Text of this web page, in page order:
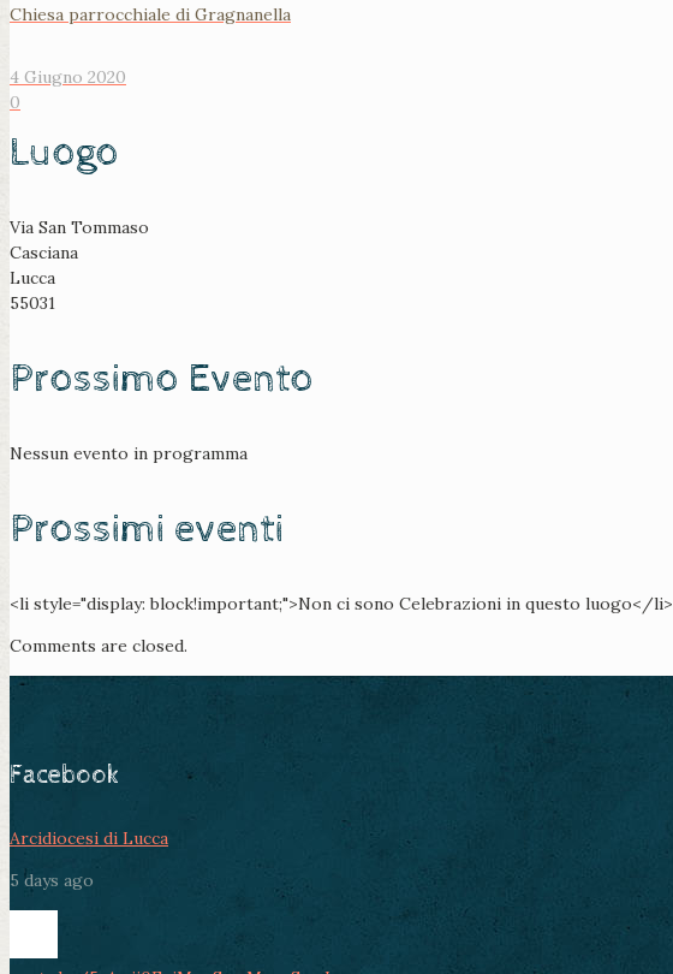
Chiesa parrocchiale di Gragnanella
4 Giugno 2020
0
Luogo
Via San Tommaso
Casciana
Lucca
55031
Prossimo Evento
Nessun evento in programma
Prossimi eventi
<li style="display: block!important;">Non ci sono Celebrazioni in questo luogo</li>
Comments are closed.
Facebook
Arcidiocesi di Lucca
5 days ago